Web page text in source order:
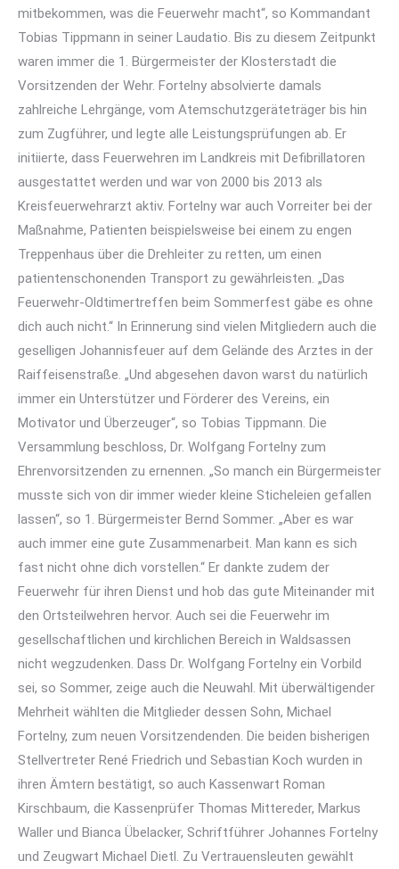
mitbekommen, was die Feuerwehr macht“, so Kommandant
Tobias Tippmann in seiner Laudatio. Bis zu diesem Zeitpunkt
waren immer die 1. Bürgermeister der Klosterstadt die
Vorsitzenden der Wehr. Fortelny absolvierte damals
zahlreiche Lehrgänge, vom Atemschutzgeräteträger bis hin
zum Zugführer, und legte alle Leistungsprüfungen ab. Er
initiierte, dass Feuerwehren im Landkreis mit Defibrillatoren
ausgestattet werden und war von 2000 bis 2013 als
Kreisfeuerwehrarzt aktiv. Fortelny war auch Vorreiter bei der
Maßnahme, Patienten beispielsweise bei einem zu engen
Treppenhaus über die Drehleiter zu retten, um einen
patientenschonenden Transport zu gewährleisten. „Das
Feuerwehr-Oldtimertreffen beim Sommerfest gäbe es ohne
dich auch nicht.“ In Erinnerung sind vielen Mitgliedern auch die
geselligen Johannisfeuer auf dem Gelände des Arztes in der
Raiffeisenstraße. „Und abgesehen davon warst du natürlich
immer ein Unterstützer und Förderer des Vereins, ein
Motivator und Überzeuger“, so Tobias Tippmann. Die
Versammlung beschloss, Dr. Wolfgang Fortelny zum
Ehrenvorsitzenden zu ernennen. „So manch ein Bürgermeister
musste sich von dir immer wieder kleine Sticheleien gefallen
lassen“, so 1. Bürgermeister Bernd Sommer. „Aber es war
auch immer eine gute Zusammenarbeit. Man kann es sich
fast nicht ohne dich vorstellen.“ Er dankte zudem der
Feuerwehr für ihren Dienst und hob das gute Miteinander mit
den Ortsteilwehren hervor. Auch sei die Feuerwehr im
gesellschaftlichen und kirchlichen Bereich in Waldsassen
nicht wegzudenken. Dass Dr. Wolfgang Fortelny ein Vorbild
sei, so Sommer, zeige auch die Neuwahl. Mit überwältigender
Mehrheit wählten die Mitglieder dessen Sohn, Michael
Fortelny, zum neuen Vorsitzendenden. Die beiden bisherigen
Stellvertreter René Friedrich und Sebastian Koch wurden in
ihren Ämtern bestätigt, so auch Kassenwart Roman
Kirschbaum, die Kassenprüfer Thomas Mittereder, Markus
Waller und Bianca Übelacker, Schriftführer Johannes Fortelny
und Zeugwart Michael Dietl. Zu Vertrauensleuten gewählt